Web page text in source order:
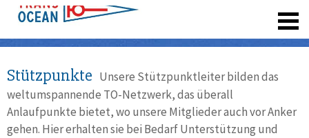
Stützpunkte Unsere Stützpunktleiter bilden das
weltumspannende TO-Netzwerk, das überall
Anlaufpunkte bietet, wo unsere Mitglieder auch vor Anker
gehen. Hier erhalten sie bei Bedarf Unterstützung und